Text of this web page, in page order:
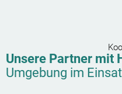
Unsere Partner mit
Umgebung im